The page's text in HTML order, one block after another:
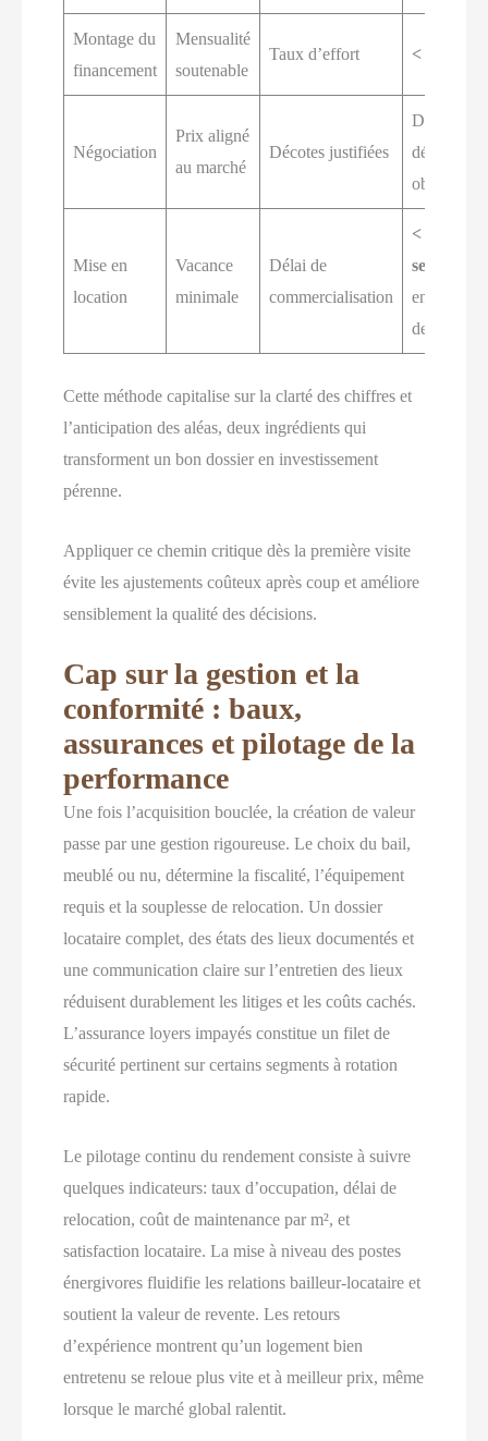
Montage du
financement
Mensualité
soutenable
Taux d’effort < 33%
Négociation
Prix aligné
au marché
Décotes justifiées
Décote vs
défauts
objectivés
Mise en
location
Vacance
minimale
Délai de
commercialisation
< 3
semaines
en haute
demande
Cette méthode capitalise sur la clarté des chiffres et
l’anticipation des aléas, deux ingrédients qui
transforment un bon dossier en investissement
pérenne.
Appliquer ce chemin critique dès la première visite
évite les ajustements coûteux après coup et améliore
sensiblement la qualité des décisions.
Cap sur la gestion et la
conformité : baux,
assurances et pilotage de la
performance
Une fois l’acquisition bouclée, la création de valeur
passe par une gestion rigoureuse. Le choix du bail,
meublé ou nu, détermine la fiscalité, l’équipement
requis et la souplesse de relocation. Un dossier
locataire complet, des états des lieux documentés et
une communication claire sur l’entretien des lieux
réduisent durablement les litiges et les coûts cachés.
L’assurance loyers impayés constitue un filet de
sécurité pertinent sur certains segments à rotation
rapide.
Le pilotage continu du rendement consiste à suivre
quelques indicateurs: taux d’occupation, délai de
relocation, coût de maintenance par m², et
satisfaction locataire. La mise à niveau des postes
énergivores fluidifie les relations bailleur-locataire et
soutient la valeur de revente. Les retours
d’expérience montrent qu’un logement bien
entretenu se reloue plus vite et à meilleur prix, même
lorsque le marché global ralentit.